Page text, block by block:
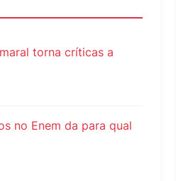
torna críticas a
no Enem da para qual